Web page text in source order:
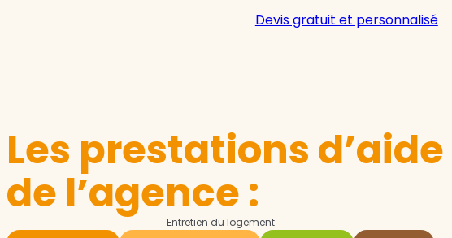
Devis gratuit et personnalisé
Les prestations
de l’agence :
Entretien du logement